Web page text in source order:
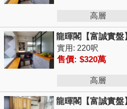
高層
龍暉閣【富誠實盤
實用: 220呎
售價: $320萬
高層
龍暉閣【富誠實盤